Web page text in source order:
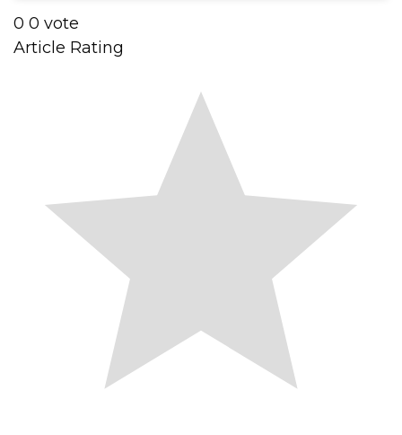
0 0 vote
Article Rating